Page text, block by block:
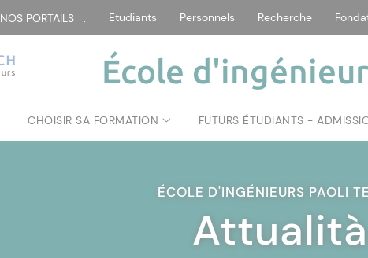
NOS PORTAILS : Etudiants Personnels Recherche
École
CHOISIR SA FORMATION FUTURS ÉTUDIANTS -
ÉCOLE D'INGÉNIEURS PAOLI
Attualità